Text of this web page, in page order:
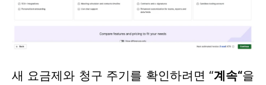
새 요금제와 청구 주기를 확인하려면 “계속“을